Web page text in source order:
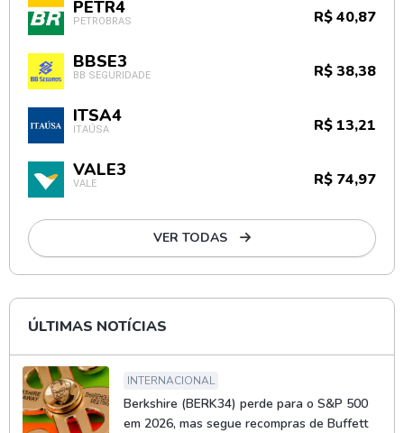
PETR4
PETROBRAS R$ 40,87
BBSE3
BB SEGURIDADE R$ 38,38
ITSA4
ITAÚSA R$ 13,21
VALE3
VALE R$ 74,97
VER TODAS
ÚLTIMAS NOTÍCIAS
INTERNACIONAL
Berkshire (BERK34) perde para o S&P 500
em 2026, mas segue recompras de Buffett